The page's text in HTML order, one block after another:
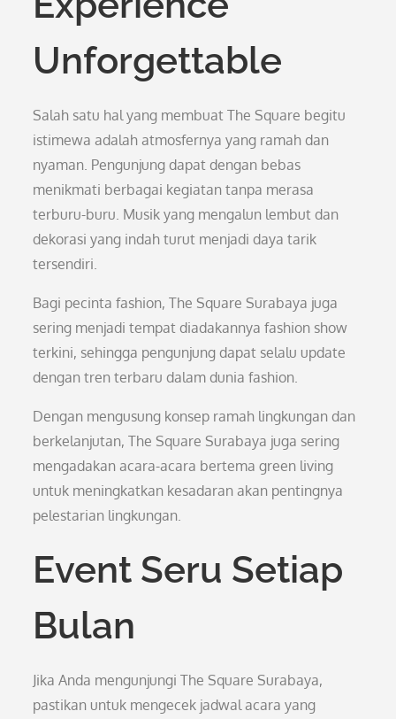
Unforgettable
Salah satu hal yang membuat The Square begitu
istimewa adalah atmosfernya yang ramah dan
nyaman. Pengunjung dapat dengan bebas
menikmati berbagai kegiatan tanpa merasa
terburu-buru. Musik yang mengalun lembut dan
dekorasi yang indah turut menjadi daya tarik
tersendiri.
Bagi pecinta fashion, The Square Surabaya juga
sering menjadi tempat diadakannya fashion show
terkini, sehingga pengunjung dapat selalu update
dengan tren terbaru dalam dunia fashion.
Dengan mengusung konsep ramah lingkungan dan
berkelanjutan, The Square Surabaya juga sering
mengadakan acara-acara bertema green living
untuk meningkatkan kesadaran akan pentingnya
pelestarian lingkungan.
Event Seru Setiap
Bulan
Jika Anda mengunjungi The Square Surabaya,
pastikan untuk mengecek jadwal acara yang